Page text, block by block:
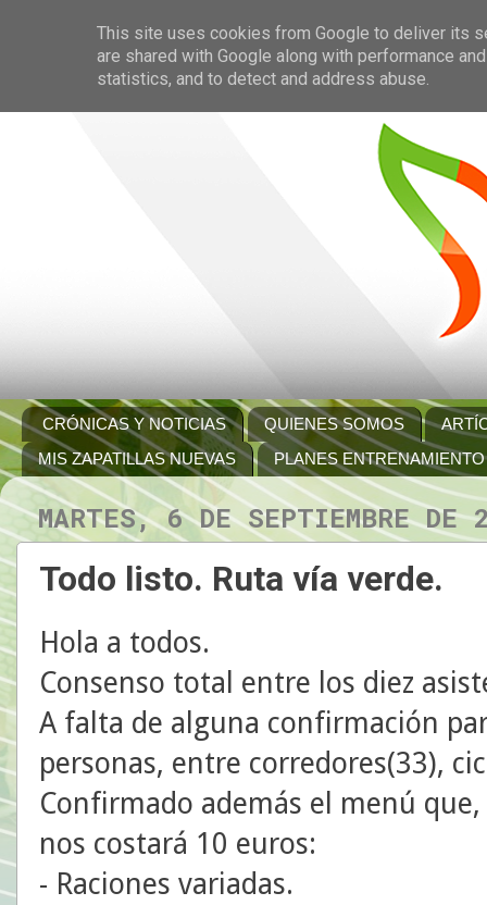
CRÓNICAS Y NOTICIAS QUIENES SOMOS
MIS ZAPATILLAS NUEVAS
PLANES ENTRENAMIENTO
MARTES, 6 DE SEPTIEMBRE DE
Todo listo. Ruta vía verde.
Hola a todos.
Consenso total entre los diez
A falta de alguna confirmación
personas, entre corredores(33),
Confirmado además el menú
nos costará 10 euros:
- Raciones variadas.
This site uses cookies from Google to deliver its
are shared with Google along with performance
statistics, and to detect and address abuse.